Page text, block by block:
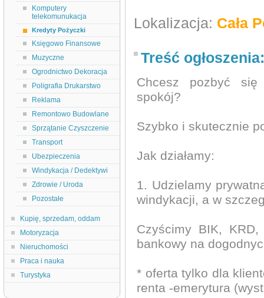
Komputery
telekomunukacja
Kredyty Pożyczki
Księgowo Finansowe
Muzyczne
Ogrodnictwo Dekoracja
Poligrafia Drukarstwo
Reklama
Remontowo Budowlane
Sprzątanie Czyszczenie
Transport
Ubezpieczenia
Windykacja / Dedektywi
Zdrowie / Uroda
Pozostałe
Kupię, sprzedam, oddam
Motoryzacja
Nieruchomości
Praca i nauka
Turystyka
Lokalizacja: Cała
Treść ogłoszenia:
Chcesz pozbyć
spokój?
Szybko i skutecznie
Jak działamy:
1. Udzielamy
windykacji, a w
Czyścimy BIK,
bankowy na
* oferta tylko dla
renta -emerytura